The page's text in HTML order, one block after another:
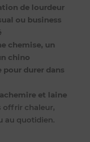
de lourdeur
ou business
chemise, un
chino
pour durer dans
et laine
offrir chaleur,
au quotidien.